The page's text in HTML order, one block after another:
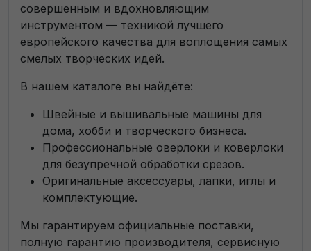
совершенным и вдохновляющим
инструментом — техникой лучшего
европейского качества для воплощения самых
смелых творческих идей.
В нашем каталоге вы найдёте:
Швейные и вышивальные машины для
дома, хобби и творческого бизнеса.
Профессиональные оверлоки и коверлоки
для безупречной обработки срезов.
Оригинальные аксессуары, лапки, иглы и
комплектующие.
Мы гарантируем официальные поставки,
полную гарантию производителя, сервисную